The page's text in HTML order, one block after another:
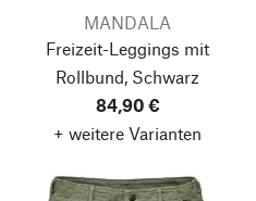
MANDALA
Freizeit-Leggings mit
Rollbund, Schwarz
84,90 €
+ weitere Varianten